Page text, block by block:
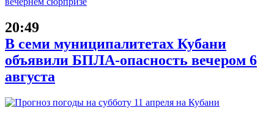
20:49
В семи муниципалитетах Кубани
объявили БПЛА-опасность вечером 6
августа